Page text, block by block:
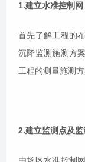
1.建立水准控制网
首先了解工程的
沉降监测施测方
工程的测量施测
2.建立监测点及